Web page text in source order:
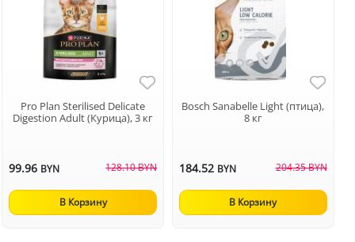
Pro Plan Sterilised Delicate
Digestion Adult (Курица), 3 кг
99.96 BYN 128.10 BYN
В Корзину
Bosch Sanabelle Light (птица),
8 кг
184.52 BYN 204.35 BYN
В Корзину